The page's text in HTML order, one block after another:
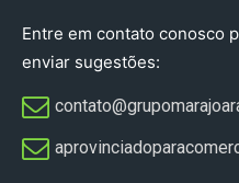
Entre em contato conosco
enviar sugestões: